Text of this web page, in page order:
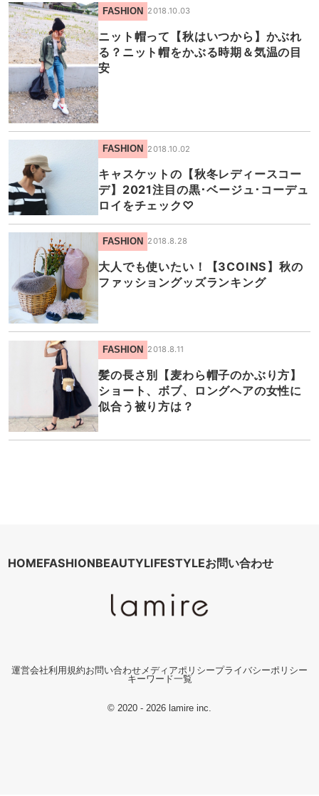
FASHION 2018.10.03
ニット帽って【秋はいつから】かぶれ
る？ニット帽をかぶる時期＆気温の目
安
FASHION 2018.10.02
キャスケットの【秋冬レディースコー
デ】2021注目の黒･ベージュ･コーデュ
ロイをチェック♡
FASHION 2018.8.28
大人でも使いたい！【3COINS】秋の
ファッショングッズランキング
FASHION 2018.8.11
髪の長さ別【麦わら帽子のかぶり方】
ショート、ボブ、ロングヘアの女性に
似合う被り方は？
HOMEFASHIONBEAUTYLIFESTYLEお問い合わせ
運営会社利用規約お問い合わせメディアポリシープライバシーポリシー
キーワード一覧
© 2020 - 2026 lamire inc.